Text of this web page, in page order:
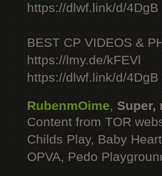
https://dlwf.link/d/4DgB
BEST CP VIDEOS &
https://lmy.de/kFEVl
https://dlwf.link/d/4DgB
RubenmOime, Super,
Content from TOR
Childs Play, Baby
OPVA, Pedo